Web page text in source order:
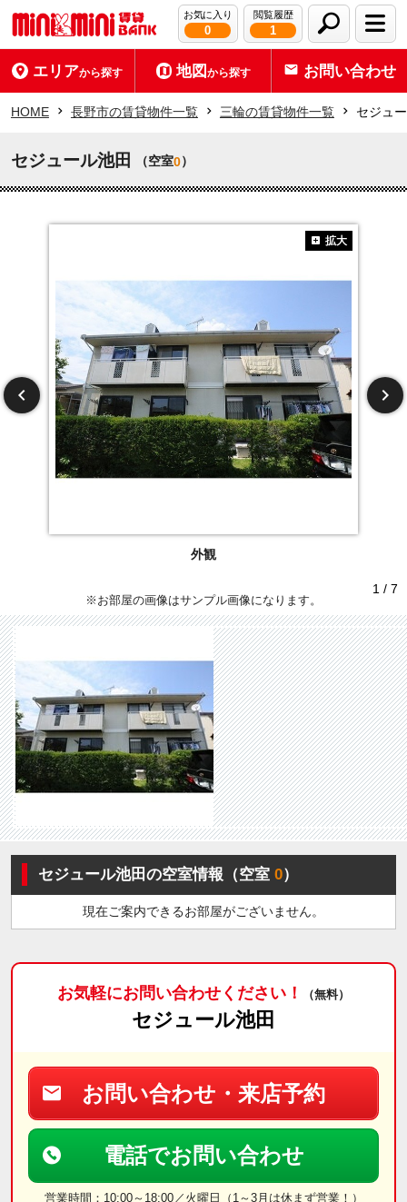
お気に入り
0
閲覧履歴
1
エリアから探す 地図から探す お問い合わせ
HOME 長野市の賃貸物件一覧 三輪の賃貸物件一覧 セジュ
セジュール池田 （空室0）
外観
拡大
1 / 7
※お部屋の画像はサンプル画像になります。
セジュール池田の空室情報（空室0）
現在ご案内できるお部屋がございません。
お気軽にお問い合わせください！ （無料）
セジュール池田
お問い合わせ・来店予約
電話でお問い合わせ
営業時間：10:00～18:00／火曜日（1～3月は休まず営業！）